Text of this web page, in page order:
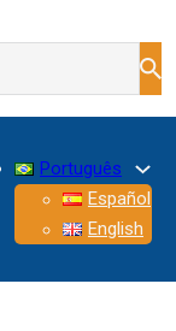
Português
Español
English